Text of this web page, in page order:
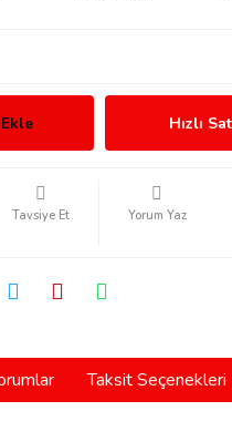
Hızlı
Tavsiye Et Yorum Yaz
Taksit Seçenekleri